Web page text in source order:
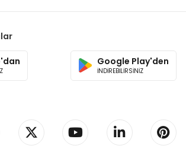
Google Play'den
İNDİREBİLİRSİNİZ